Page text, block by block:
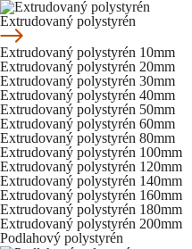
Extrudovaný polystyrén
Extrudovaný polystyrén 10mm
Extrudovaný polystyrén 20mm
Extrudovaný polystyrén 30mm
Extrudovaný polystyrén 40mm
Extrudovaný polystyrén 50mm
Extrudovaný polystyrén 60mm
Extrudovaný polystyrén 80mm
Extrudovaný polystyrén 100mm
Extrudovaný polystyrén 120mm
Extrudovaný polystyrén 140mm
Extrudovaný polystyrén 160mm
Extrudovaný polystyrén 180mm
Extrudovaný polystyrén 200mm
Podlahový polystyrén